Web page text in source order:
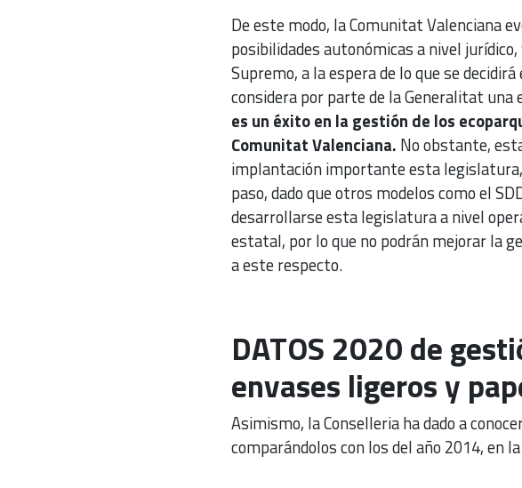
De este modo, la Comunitat Valenciana
posibilidades autonómicas a nivel
Supremo, a la espera de lo que se
considera por parte de la Generalitat una
es un éxito en la gestión de los
Comunitat Valenciana. No obstante,
implantación importante esta
paso, dado que otros modelos como el
desarrollarse esta legislatura a nivel
estatal, por lo que no podrán mejorar la
a este respecto.
DATOS 2020 de
envases ligeros y
Asimismo, la Conselleria ha dado a
comparándolos con los del año 2014, en